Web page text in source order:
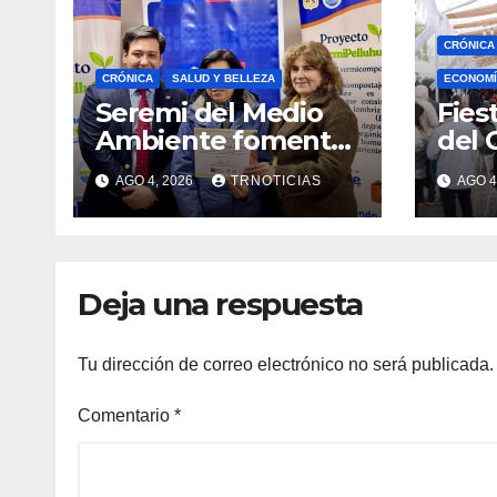
CRÓNICA SALUD Y BELLEZA
Seremi del Medio
Ambiente fomentó
iniciativa de
vermicompostaje
domiciliario en
AGO 4, 2026 TRNOTICIAS
CRÓNICA
del
AGO
Deja una respuesta
Tu dirección de correo electrónico no será publicada.
Comentario *